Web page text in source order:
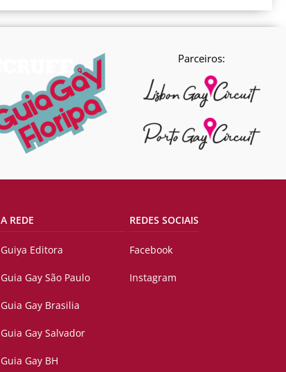
Parceiros:
A REDE
Guiya Editora
Guia Gay São Paulo
Guia Gay Brasilia
Guia Gay Salvador
Guia Gay BH
REDES SOCIAIS
Facebook
Instagram